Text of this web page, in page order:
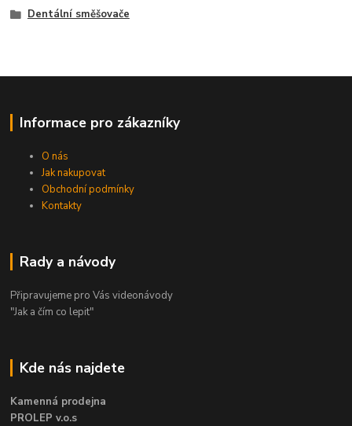
Dentální směšovače
Informace pro zákazníky
O nás
Jak nakupovat
Obchodní podmínky
Kontakty
Rady a návody
Připravujeme pro Vás videonávody
"Jak a čím co lepit"
Kde nás najdete
Kamenná prodejna
PROLEP v.o.s